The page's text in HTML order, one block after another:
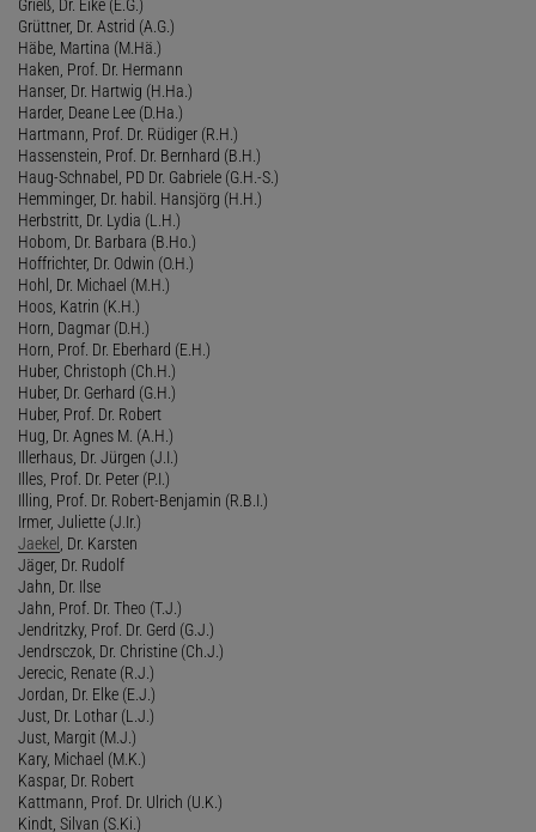
Grieß, Dr. Eike (E.G.)
Grüttner, Dr. Astrid (A.G.)
Häbe, Martina (M.Hä.)
Haken, Prof. Dr. Hermann
Hanser, Dr. Hartwig (H.Ha.)
Harder, Deane Lee (D.Ha.)
Hartmann, Prof. Dr. Rüdiger (R.H.)
Hassenstein, Prof. Dr. Bernhard (B.H.)
Haug-Schnabel, PD Dr. Gabriele (G.H.-S.)
Hemminger, Dr. habil. Hansjörg (H.H.)
Herbstritt, Dr. Lydia (L.H.)
Hobom, Dr. Barbara (B.Ho.)
Hoffrichter, Dr. Odwin (O.H.)
Hohl, Dr. Michael (M.H.)
Hoos, Katrin (K.H.)
Horn, Dagmar (D.H.)
Horn, Prof. Dr. Eberhard (E.H.)
Huber, Christoph (Ch.H.)
Huber, Dr. Gerhard (G.H.)
Huber, Prof. Dr. Robert
Hug, Dr. Agnes M. (A.H.)
Illerhaus, Dr. Jürgen (J.I.)
Illes, Prof. Dr. Peter (P.I.)
Illing, Prof. Dr. Robert-Benjamin (R.B.I.)
Irmer, Juliette (J.Ir.)
Jaekel , Dr. Karsten
Jäger, Dr. Rudolf
Jahn, Dr. Ilse
Jahn, Prof. Dr. Theo (T.J.)
Jendritzky, Prof. Dr. Gerd (G.J.)
Jendrsczok, Dr. Christine (Ch.J.)
Jerecic, Renate (R.J.)
Jordan, Dr. Elke (E.J.)
Just, Dr. Lothar (L.J.)
Just, Margit (M.J.)
Kary, Michael (M.K.)
Kaspar, Dr. Robert
Kattmann, Prof. Dr. Ulrich (U.K.)
Kindt, Silvan (S.Ki.)